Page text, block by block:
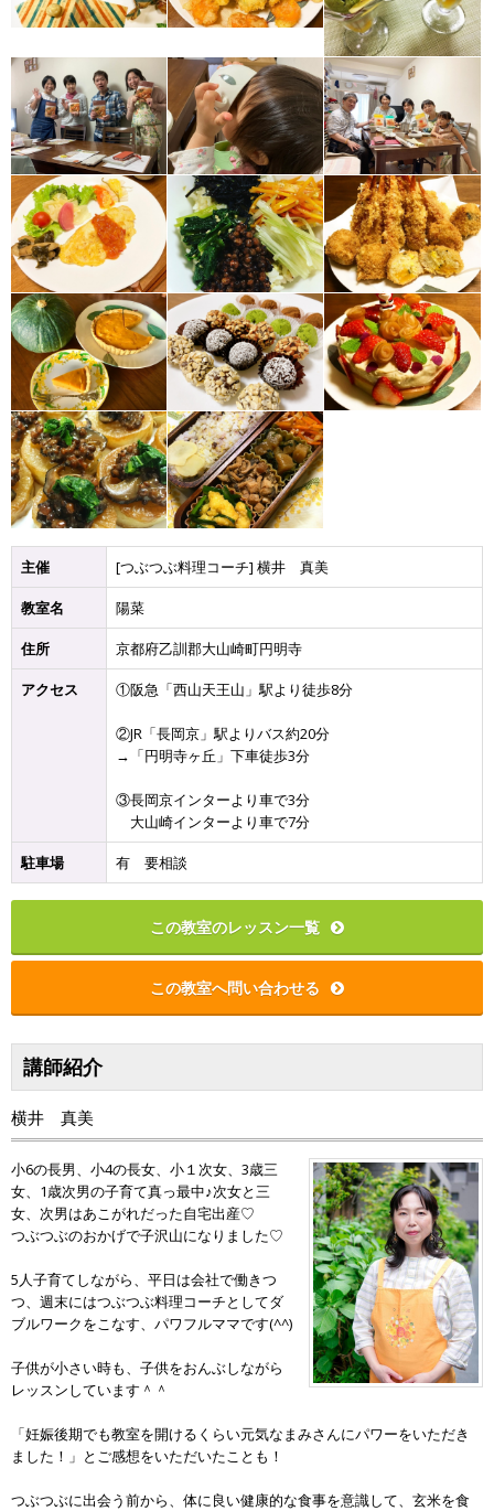
主催 [つぶつぶ料理コーチ] 横井 真美
教室名 陽菜
住所 京都府乙訓郡大山崎町円明寺
アクセス ①阪急「西山天王山」駅より徒歩8分
②JR「長岡京」駅よりバス約20分
→「円明寺ヶ丘」下車徒歩3分
③長岡京インターより車で3分
大山崎インターより車で7分
駐車場 有 要相談
この教室のレッスン一覧
この教室へ問い合わせる
講師紹介
横井 真美
小6の長男、小4の長女、小１次女、3歳三
女、1歳次男の子育て真っ最中♪次女と三
女、次男はあこがれだった自宅出産♡
つぶつぶのおかげで子沢山になりました♡
5人子育てしながら、平日は会社で働きつ
つ、週末にはつぶつぶ料理コーチとしてダ
ブルワークをこなす、パワフルママです(^^)
子供が小さい時も、子供をおんぶしながら
レッスンしています＾＾
「妊娠後期でも教室を開けるくらい元気なまみさんにパワーをいただき
ました！」とご感想をいただいたことも！
つぶつぶに出会う前から、体に良い健康的な食事を意識して、玄米を食